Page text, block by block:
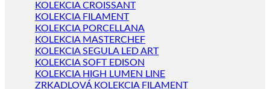
KOLEKCIA CROISSANT
KOLEKCIA FILAMENT
KOLEKCIA PORCELLANA
KOLEKCIA MASTERCHEF
KOLEKCIA SEGULA LED ART
KOLEKCIA SOFT EDISON
KOLEKCIA HIGH LUMEN LINE
ZRKADLOVÁ KOLEKCIA FILAMENT